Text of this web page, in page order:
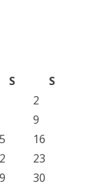
S
S
2
9
16
23
30